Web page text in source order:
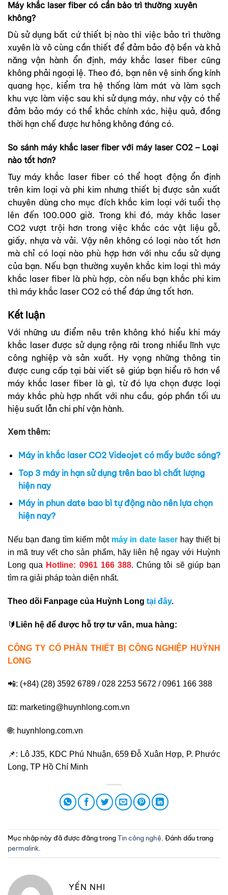
Máy khắc laser fiber có cần bảo trì thường xuyên
không?
Dù sử dụng bất cứ thiết bị nào thì việc bảo trì thường
xuyên là vô cùng cần thiết để đảm bảo độ bền và khả
năng vận hành ổn định, máy khắc laser fiber cũng
không phải ngoại lệ. Theo đó, bạn nên vệ sinh ống kính
quang học, kiểm tra hệ thống làm mát và làm sạch
khu vực làm việc sau khi sử dụng máy, như vậy có thể
đảm bảo máy có thể khắc chính xác, hiệu quả, đồng
thời hạn chế được hư hỏng không đáng có.
So sánh máy khắc laser fiber với máy laser CO2 – Loại
nào tốt hơn?
Tuy máy khắc laser fiber có thể hoạt động ổn định
trên kim loại và phi kim nhưng thiết bị được sản xuất
chuyên dùng cho mục đích khắc kim loại với tuổi thọ
lên đến 100.000 giờ. Trong khi đó, máy khắc laser
CO2 vượt trội hơn trong việc khắc các vật liệu gỗ,
giấy, nhựa và vải. Vậy nên không có loại nào tốt hơn
mà chỉ có loại nào phù hợp hơn với nhu cầu sử dụng
của bạn. Nếu bạn thường xuyên khắc kim loại thì máy
khắc laser fiber là phù hợp, còn nếu bạn khắc phi kim
thì máy khắc laser CO2 có thể đáp ứng tốt hơn.
Kết luận
Với những ưu điểm nêu trên không khó hiểu khi máy
khắc laser được sử dụng rộng rãi trong nhiều lĩnh vực
công nghiệp và sản xuất. Hy vọng những thông tin
được cung cấp tại bài viết sẽ giúp bạn hiểu rõ hơn về
máy khắc laser fiber là gì, từ đó lựa chọn được loại
máy khắc phù hợp nhất với nhu cầu, góp phần tối ưu
hiệu suất lẫn chi phí vận hành.
Xem thêm:
Máy in khắc laser CO2 Videojet có mấy bước sóng?
Top 3 máy in hạn sử dụng trên bao bì chất lượng
hiện nay
Máy in phun date bao bì tự động nào nên lựa chọn
hiện nay?
Nếu bạn đang tìm kiếm một máy in date laser hay thiết bị
in mã truy vết cho sản phẩm, hãy liên hệ ngay với Huỳnh
Long qua Hotline: 0961 166 388. Chúng tôi sẽ giúp bạn
tìm ra giải pháp toàn diện nhất.
Theo dõi Fanpage của Huỳnh Long tại đây.
🔰 Liên hệ để được hỗ trợ tư vấn, mua hàng:
CÔNG TY CỔ PHẦN THIẾT BỊ CÔNG NGHIỆP HUỲNH
LONG
📲: (+84) (28) 3592 6789 / 028 2253 5672 / 0961 166 388
📧: marketing@huynhlong.com.vn
🌐: huynhlong.com.vn
📌: Lô J35, KDC Phú Nhuận, 659 Đỗ Xuân Hợp, P. Phước
Long, TP Hồ Chí Minh
Mục nhập này đã được đăng trongTin công nghệ . Đánh dấu trang
permalink
YẾN NHI